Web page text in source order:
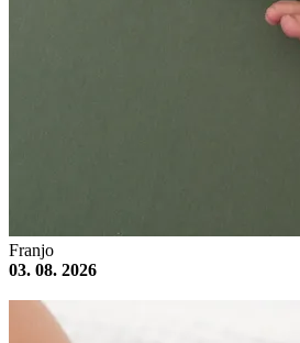
Franjo
03. 08. 2026